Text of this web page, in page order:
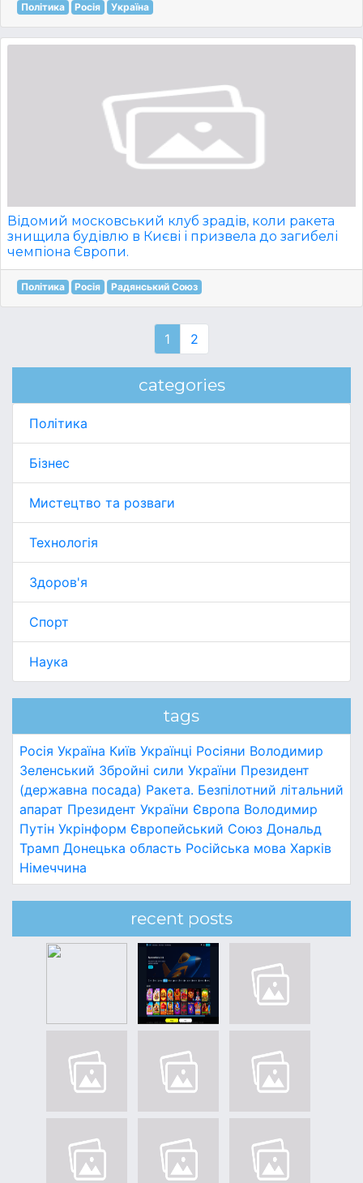
Політика Росія Україна
Відомий московський клуб зрадів, коли ракета
знищила будівлю в Києві і призвела до загибелі
чемпіона Європи.
Політика Росія Радянський Союз
1 2
categories
Політика
Бізнес
Мистецтво та розваги
Технологія
Здоров'я
Спорт
Наука
tags
Росія Україна Київ Українці Росіяни Володимир
Зеленський Збройні сили України Президент
(державна посада) Ракета. Безпілотний літальний
апарат Президент України Європа Володимир
Путін Укрінформ Європейський Союз Дональд
Трамп Донецька область Російська мова Харків
Німеччина
recent posts